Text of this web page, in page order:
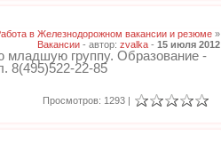
в Железнодорожном вакансии и резюме »
Вакансии - автор: zvalka - 15 июля 2012
младшую группу. Образование -
8(495)522-22-85
Просмотров: 1293 |